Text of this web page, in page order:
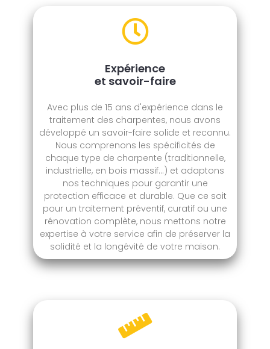
Expérience
et savoir-faire
Avec plus de 15 ans d'expérience dans le
traitement des charpentes, nous avons
développé un savoir-faire solide et reconnu.
Nous comprenons les spécificités de
chaque type de charpente (traditionnelle,
industrielle, en bois massif...) et adaptons
nos techniques pour garantir une
protection efficace et durable. Que ce soit
pour un traitement préventif, curatif ou une
rénovation complète, nous mettons notre
expertise à votre service afin de préserver la
solidité et la longévité de votre maison.